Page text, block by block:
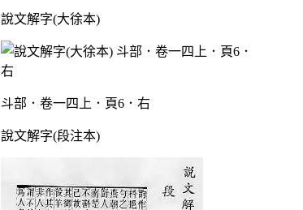
說文解字(大徐本)
斗部．卷一四上．頁6．右
說文解字(段注本)